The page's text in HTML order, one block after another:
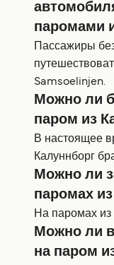
паромами
Пассажиры
Samsoelinjen.
Можно ли
паром из
В настоящее
Калуннборг
Можно ли
паромах
На паромах из
Можно ли
на паром